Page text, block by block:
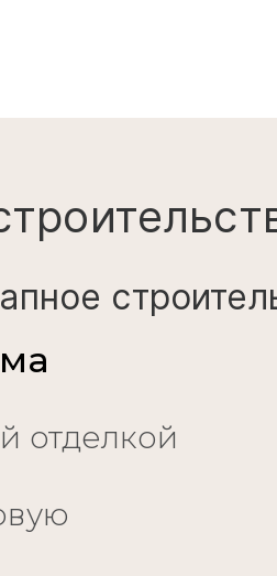
отделкой